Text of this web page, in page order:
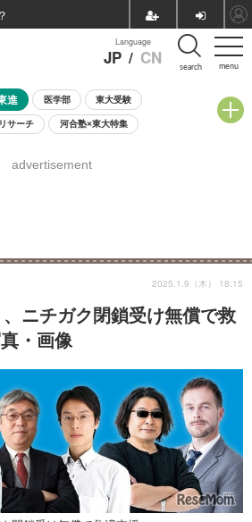
menu
Language
JP / CN search
進 医学部 東大受験
サーチ 河合塾×東大特集
月開催学校説明会・相談会
advertisement
ニチガク閉鎖受け無償で救
・画像
2025.1.9（木） 18:15